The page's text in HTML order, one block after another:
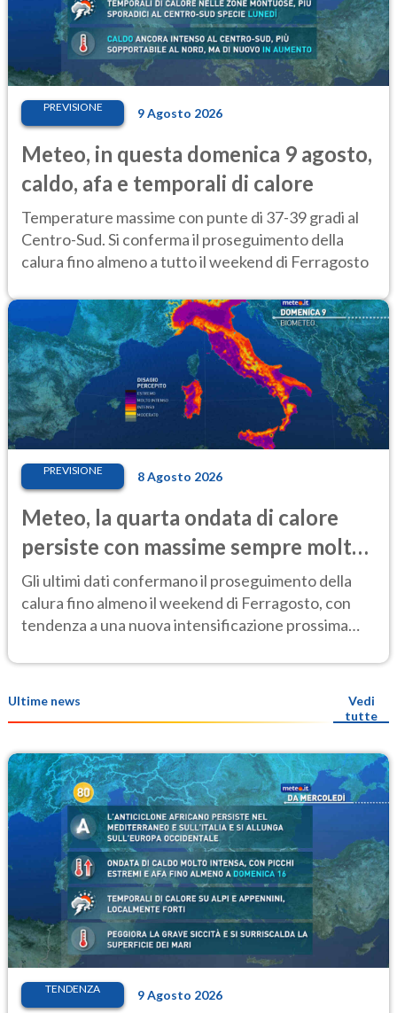
PREVISIONE 9 Agosto 2026
Meteo, in questa domenica 9 agosto,
caldo, afa e temporali di calore
Temperature massime con punte di 37-39 gradi al
Centro-Sud. Si conferma il proseguimento della
calura fino almeno a tutto il weekend di Ferragosto
PREVISIONE 8 Agosto 2026
Meteo, la quarta ondata di calore
persiste con massime sempre molto
elevate
Gli ultimi dati confermano il proseguimento della
calura fino almeno il weekend di Ferragosto, con
tendenza a una nuova intensificazione prossima
Ultime news
Vedi
tutte
TENDENZA 9 Agosto 2026